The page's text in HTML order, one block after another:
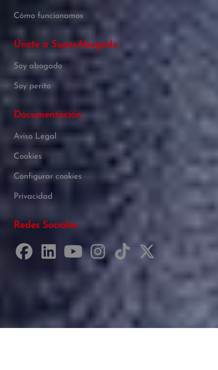
Cómo funcionamos
Únete a SuperAbogado
Soy abogado
Soy perito
Documentación
Aviso Legal
Cookies
Configurar cookies
Privacidad
Redes Sociales